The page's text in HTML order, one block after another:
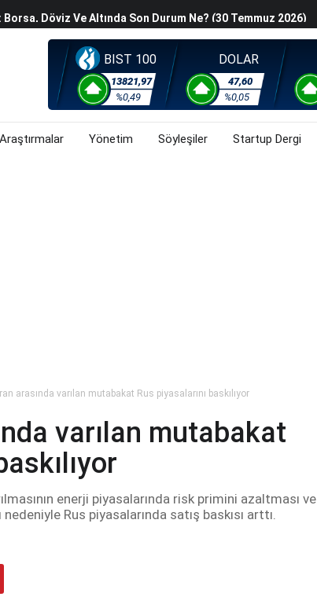
Döviz Ve Altında Son Durum Ne? (30 Temmuz 2026)
Orhan Z. Diren Hayatını Kaybetti
Başladı? (30 Temmuz 2026)
Isteyenlere Yeni Alternatif: Fransa
Ilişkin Belirsizlikler Ve Jeopolitik Gerilimlerden Kaynaklı
BIST 100
13821,97
%0,49
DOLAR
47,60
%0,05
Araştırmalar Yönetim Söyleşiler Startup Dergi
arasında varılan mutabakat Rus piyasalarını baskılıyor
varılan mutabakat
enerji piyasalarında risk primini azaltması ve
Rus piyasalarında satış baskısı arttı.